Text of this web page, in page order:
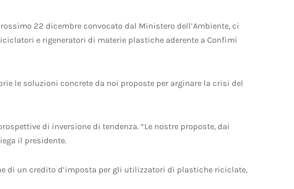
22 dicembre convocato dal Ministero dell’Ambiente, ci
e rigeneratori di materie plastiche aderente a Confimi
le soluzioni concrete da noi proposte per arginare la crisi del
di inversione di tendenza. “Le nostre proposte, dai
il presidente.
di un credito d’imposta per gli utilizzatori di plastiche riciclate,